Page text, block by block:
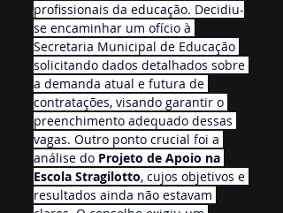
profissionais da educação. Decidiu-
se encaminhar um ofício à
Secretaria Municipal de Educação
solicitando dados detalhados sobre
a demanda atual e futura de
contratações, visando garantir o
preenchimento adequado dessas
vagas. Outro ponto crucial foi a
análise do Projeto de Apoio na
Escola Stragilotto, cujos objetivos e
resultados ainda não estavam